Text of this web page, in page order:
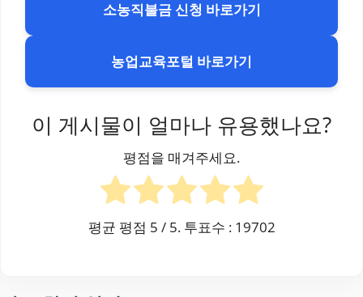
소농직불금 신청 바로가기
농업교육포털 바로가기
이 게시물이 얼마나 유용했나요?
평점을 매겨주세요.
평균 평점 5 / 5. 투표수 : 19702